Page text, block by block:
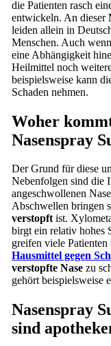
die Patienten rasch
entwickeln. An dieser
leiden allein in
Menschen. Auch
eine Abhängigkeit
Heilmittel noch
beispielsweise kann
Schaden nehmen.
Woher
Nasenspray
Der Grund für diese
Nebenfolgen sind die
angeschwollenen
Abschwellen bringen
verstopftist.
birgt ein relativ hohes
greifen viele
Hausmittel gegen
verstopfte Nase zu
gehört beispielsweise
Nasenspray
sind